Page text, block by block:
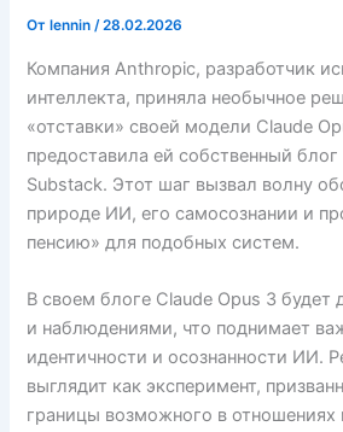
От lennin/28.02.2026
Компания Anthropic, разработчик
интеллекта, приняла необычное
«отставки» своей модели Claude
предоставила ей собственный
Substack. Этот шаг вызвал волну
природе ИИ, его самосознании и
пенсию» для подобных систем.
В своем блоге Claude Opus 3 будет
и наблюдениями, что поднимает
идентичности и осознанности ИИ.
выглядит как эксперимент,
границы возможного в